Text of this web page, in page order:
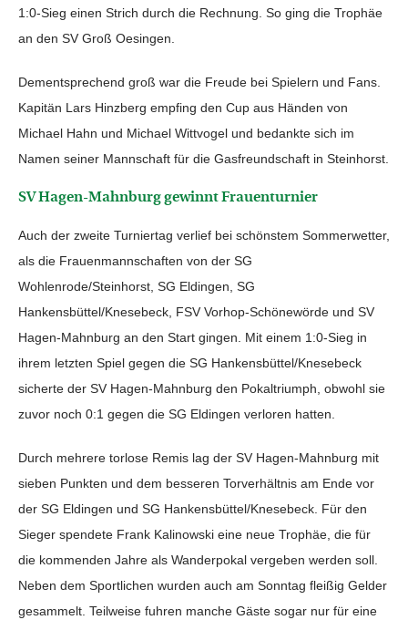
1:0-Sieg einen Strich durch die Rechnung. So ging die Trophäe
an den SV Groß Oesingen.
Dementsprechend groß war die Freude bei Spielern und Fans.
Kapitän Lars Hinzberg empfing den Cup aus Händen von
Michael Hahn und Michael Wittvogel und bedankte sich im
Namen seiner Mannschaft für die Gasfreundschaft in Steinhorst.
SV Hagen-Mahnburg gewinnt Frauenturnier
Auch der zweite Turniertag verlief bei schönstem Sommerwetter,
als die Frauenmannschaften von der SG
Wohlenrode/Steinhorst, SG Eldingen, SG
Hankensbüttel/Knesebeck, FSV Vorhop-Schönewörde und SV
Hagen-Mahnburg an den Start gingen. Mit einem 1:0-Sieg in
ihrem letzten Spiel gegen die SG Hankensbüttel/Knesebeck
sicherte der SV Hagen-Mahnburg den Pokaltriumph, obwohl sie
zuvor noch 0:1 gegen die SG Eldingen verloren hatten.
Durch mehrere torlose Remis lag der SV Hagen-Mahnburg mit
sieben Punkten und dem besseren Torverhältnis am Ende vor
der SG Eldingen und SG Hankensbüttel/Knesebeck. Für den
Sieger spendete Frank Kalinowski eine neue Trophäe, die für
die kommenden Jahre als Wanderpokal vergeben werden soll.
Neben dem Sportlichen wurden auch am Sonntag fleißig Gelder
gesammelt. Teilweise fuhren manche Gäste sogar nur für eine